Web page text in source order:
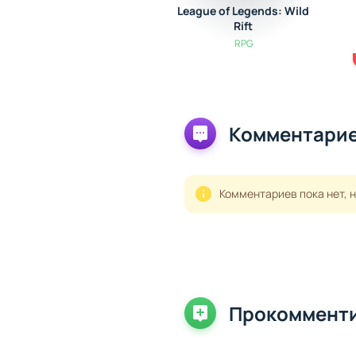
League of Legends: Wild
Rift
RPG
Комментариев пока нет,